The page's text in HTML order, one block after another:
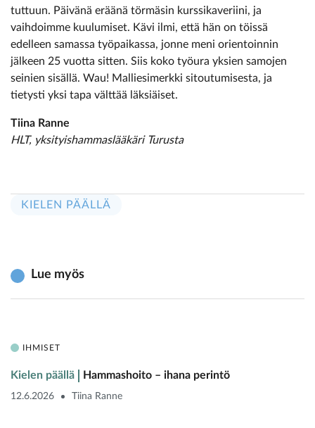
tuttuun. Päivänä eräänä törmäsin kurssikaveriini, ja
vaihdoimme kuulumiset. Kävi ilmi, että hän on töissä
edelleen samassa työpaikassa, jonne meni orientoinnin
jälkeen 25 vuotta sitten. Siis koko työura yksien samojen
seinien sisällä. Wau! Malliesimerkki sitoutumisesta, ja
tietysti yksi tapa välttää läksiäiset.
Tiina Ranne
HLT, yksityishammaslääkäri Turusta
KIELEN PÄÄLLÄ
Lue myös
IHMISET
Kielen päällä Hammashoito – ihana perintö
12.6.2026 Tiina Ranne